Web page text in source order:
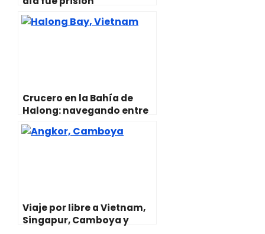
Crucero en la Bahía de
Halong: navegando entre
dragones
Viaje por libre a Vietnam,
Singapur, Camboya y